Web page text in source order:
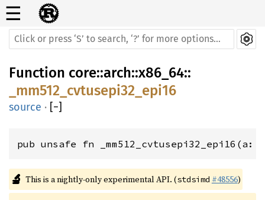
☰
Function core::arch::x86_64::
_mm512_cvtusepi32_epi16
source · [−]
pub unsafe fn _mm512_cvtusepi32_epi16(a:
🔬 This is a nightly-only experimental API. (stdsimd #48556)